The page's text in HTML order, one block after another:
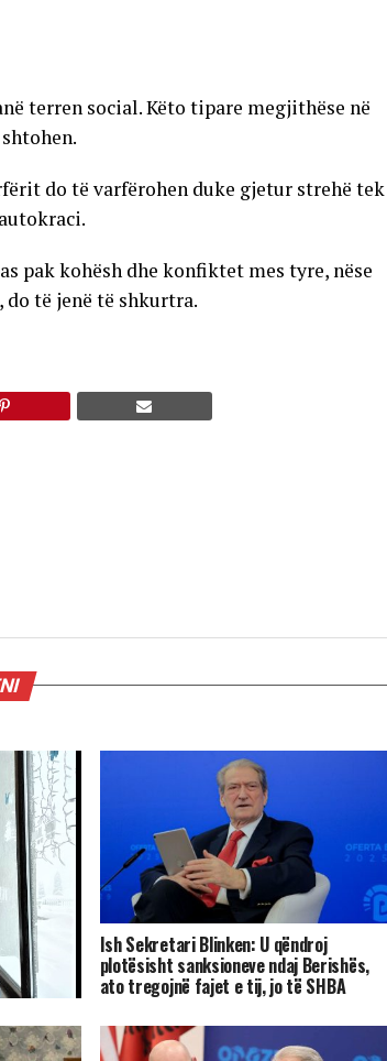
terren social. Këto tipare megjithëse në
do të varfërohen duke gjetur strehë tek
pak kohësh dhe konfiktet mes tyre, nëse
do të jenë të shkurtra.
shto
Ish Sekretari Blinken: U qëndroj
plotësisht sanksioneve ndaj Berishës,
ato tregojnë fajet e tij, jo të SHBA